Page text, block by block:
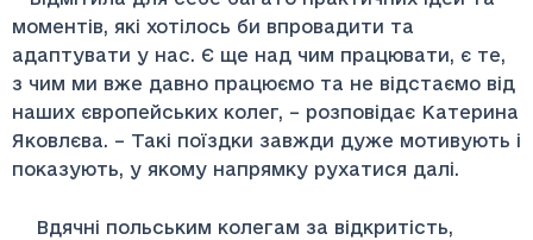
моментів, які хотілось би впровадити та
адаптувати у нас. Є ще над чим працювати, є те,
з чим ми вже давно працюємо та не відстаємо від
наших європейських колег, – розповідає Катерина
Яковлєва. – Такі поїздки завжди дуже мотивують і
показують, у якому напрямку рухатися далі.
Вдячні польським колегам за відкритість,